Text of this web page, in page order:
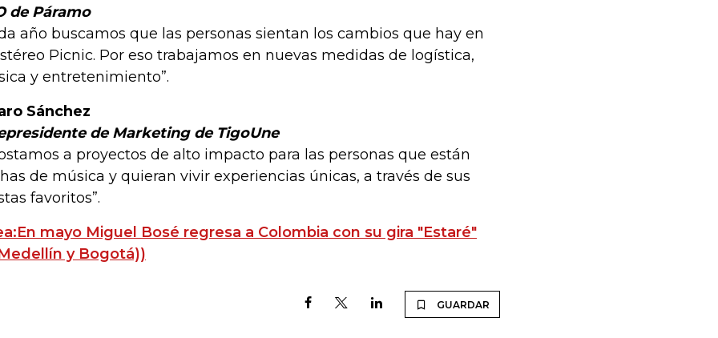
de Páramo
año buscamos que las personas sientan los cambios que hay en
Picnic. Por eso trabajamos en nuevas medidas de logística,
y entretenimiento”.
Sánchez
de Marketing de TigoUne
a proyectos de alto impacto para las personas que están
de música y quieran vivir experiencias únicas, a través de sus
favoritos”.
mayo Miguel Bosé regresa a Colombia con su gira "Estaré"
y Bogotá))
GUARDAR